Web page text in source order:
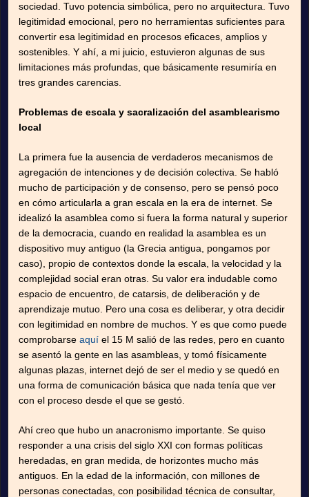
sociedad. Tuvo potencia simbólica, pero no arquitectura. Tuvo
legitimidad emocional, pero no herramientas suficientes para
convertir esa legitimidad en procesos eficaces, amplios y
sostenibles. Y ahí, a mi juicio, estuvieron algunas de sus
limitaciones más profundas, que básicamente resumiría en
tres grandes carencias.
Problemas de escala y sacralización del asamblearismo
local
La primera fue la ausencia de verdaderos mecanismos de
agregación de intenciones y de decisión colectiva. Se habló
mucho de participación y de consenso, pero se pensó poco
en cómo articularla a gran escala en la era de internet. Se
idealizó la asamblea como si fuera la forma natural y superior
de la democracia, cuando en realidad la asamblea es un
dispositivo muy antiguo (la Grecia antigua, pongamos por
caso), propio de contextos donde la escala, la velocidad y la
complejidad social eran otras. Su valor era indudable como
espacio de encuentro, de catarsis, de deliberación y de
aprendizaje mutuo. Pero una cosa es deliberar, y otra decidir
con legitimidad en nombre de muchos. Y es que como puede
comprobarse aquí el 15 M salió de las redes, pero en cuanto
se asentó la gente en las asambleas, y tomó físicamente
algunas plazas, internet dejó de ser el medio y se quedó en
una forma de comunicación básica que nada tenía que ver
con el proceso desde el que se gestó.
Ahí creo que hubo un anacronismo importante. Se quiso
responder a una crisis del siglo XXI con formas políticas
heredadas, en gran medida, de horizontes mucho más
antiguos. En la edad de la información, con millones de
personas conectadas, con posibilidad técnica de consultar,